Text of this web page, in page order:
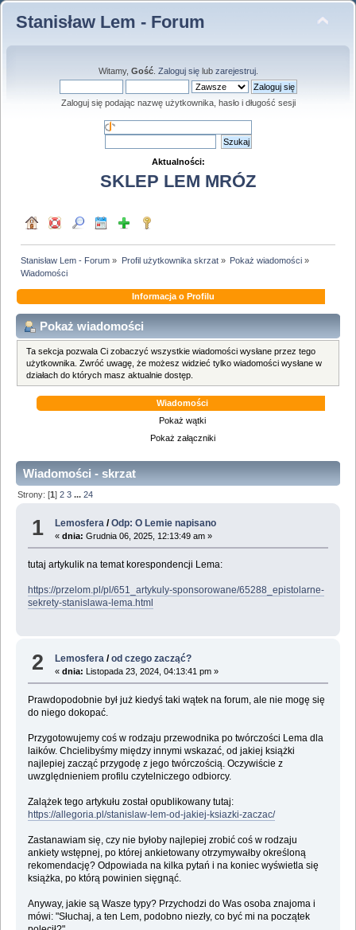
Stanisław Lem - Forum
Witamy, Gość. Zaloguj sięlub zarejestruj.
Zaloguj się podając nazwę użytkownika, hasło i długość sesji
Aktualności:
SKLEP LEM MRÓZ
Stanisław Lem - Forum » Profil użytkownika skrzat» Pokaż wiadomości»
Wiadomości
Informacja o Profilu
Pokaż wiadomości
Ta sekcja pozwala Ci zobaczyć wszystkie wiadomości wysłane przez tego
użytkownika. Zwróć uwagę, że możesz widzieć tylko wiadomości wysłane w
działach do których masz aktualnie dostęp.
Wiadomości
Pokaż wątki
Pokaż załączniki
Wiadomości - skrzat
Strony: [1]2 3 ...24
1 Lemosfera /Odp: O Lemie napisano
«dnia: Grudnia 06, 2025, 12:13:49 am »
tutaj artykulik na temat korespondencji Lema:
https://przelom.pl/pl/651_artykuly-sponsorowane/65288_epistolarne-
sekrety-stanislawa-lema.html
2 Lemosfera /od czego zacząć?
«dnia: Listopada 23, 2024, 04:13:41 pm »
Prawdopodobnie był już kiedyś taki wątek na forum, ale nie mogę się
do niego dokopać.
Przygotowujemy coś w rodzaju przewodnika po twórczości Lema dla
laików. Chcielibyśmy między innymi wskazać, od jakiej książki
najlepiej zacząć przygodę z jego twórczością. Oczywiście z
uwzględnieniem profilu czytelniczego odbiorcy.
Zalążek tego artykułu został opublikowany tutaj:
https://allegoria.pl/stanislaw-lem-od-jakiej-ksiazki-zaczac/
Zastanawiam się, czy nie byłoby najlepiej zrobić coś w rodzaju
ankiety wstępnej, po której ankietowany otrzymywałby określoną
rekomendację? Odpowiada na kilka pytań i na koniec wyświetla się
książka, po którą powinien sięgnąć.
Anyway, jakie są Wasze typy? Przychodzi do Was osoba znajoma i
mówi: "Słuchaj, a ten Lem, podobno niezły, co być mi na początek